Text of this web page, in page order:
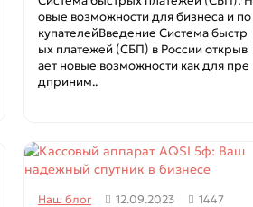
овые возможности для бизнеса и по
купателейВведение Система быстр
ых платежей (СБП) в России открыв
ает новые возможности как для пре
дприним..
Наш блог 12.09.2023 1447